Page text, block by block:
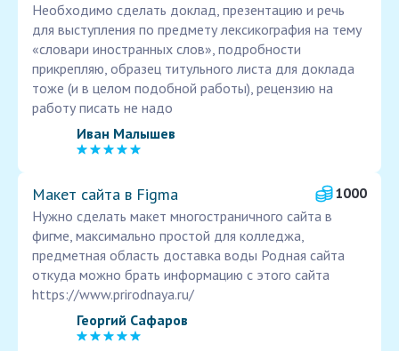
Необходимо сделать доклад, презентацию и речь
для выступления по предмету лексикография на тему
«словари иностранных слов», подробности
прикрепляю, образец титульного листа для доклада
тоже (и в целом подобной работы), рецензию на
работу писать не надо
Иван Малышев
Макет сайта в Figma
1000
Нужно сделать макет многостраничного сайта в
фигме, максимально простой для колледжа,
предметная область доставка воды Родная сайта
откуда можно брать информацию с этого сайта
https://www.prirodnaya.ru/
Георгий Сафаров